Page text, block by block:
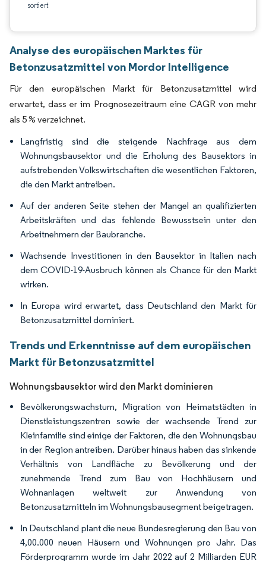
sortiert
Analyse des europäischen Marktes für
Betonzusatzmittel von Mordor Intelligence
Für den europäischen Markt für Betonzusatzmittel wird
erwartet, dass er im Prognosezeitraum eine CAGR von mehr
als 5 % verzeichnet.
Langfristig sind die steigende Nachfrage aus dem
Wohnungsbausektor und die Erholung des Bausektors in
aufstrebenden Volkswirtschaften die wesentlichen Faktoren,
die den Markt antreiben.
Auf der anderen Seite stehen der Mangel an qualifizierten
Arbeitskräften und das fehlende Bewusstsein unter den
Arbeitnehmern der Baubranche.
Wachsende Investitionen in den Bausektor in Italien nach
dem COVID-19-Ausbruch können als Chance für den Markt
wirken.
In Europa wird erwartet, dass Deutschland den Markt für
Betonzusatzmittel dominiert.
Trends und Erkenntnisse auf dem europäischen
Markt für Betonzusatzmittel
Wohnungsbausektor wird den Markt dominieren
Bevölkerungswachstum, Migration von Heimatstädten in
Dienstleistungszentren sowie der wachsende Trend zur
Kleinfamilie sind einige der Faktoren, die den Wohnungsbau
in der Region antreiben. Darüber hinaus haben das sinkende
Verhältnis von Landfläche zu Bevölkerung und der
zunehmende Trend zum Bau von Hochhäusern und
Wohnanlagen weltweit zur Anwendung von
Betonzusatzmitteln im Wohnungsbausegment beigetragen.
In Deutschland plant die neue Bundesregierung den Bau von
4,00.000 neuen Häusern und Wohnungen pro Jahr. Das
Förderprogramm wurde im Jahr 2022 auf 2 Milliarden EUR